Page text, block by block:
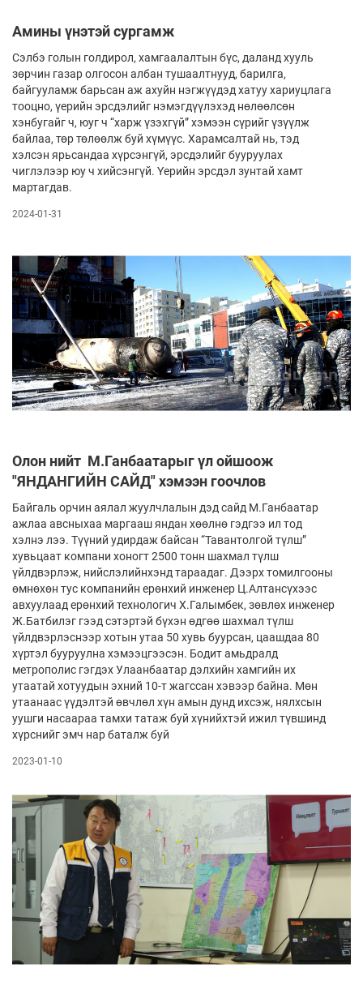
Амины үнэтэй сургамж
Сэлбэ голын голдирол, хамгаалалтын бүс, даланд хууль
зөрчин газар олгосон албан тушаалтнууд, барилга,
байгууламж барьсан аж ахуйн нэгжүүдэд хатуу хариуцлага
тооцно, үерийн эрсдэлийг нэмэгдүүлэхэд нөлөөлсөн
хэнбугайг ч, юуг ч “харж үзэхгүй” хэмээн сүрийг үзүүлж
байлаа, төр төлөөлж буй хүмүүс. Харамсалтай нь, тэд
хэлсэн ярьсандаа хүрсэнгүй, эрсдэлийг бууруулах
чиглэлээр юу ч хийсэнгүй. Үерийн эрсдэл зунтай хамт
мартагдав.
2024-01-31
Олон нийт М.Ганбаатарыг үл ойшоож
"ЯНДАНГИЙН САЙД" хэмээн гоочлов
Байгаль орчин аялал жуулчлалын дэд сайд М.Ганбаатар
ажлаа авсныхаа маргааш яндан хөөлнө гэдгээ ил тод
хэлнэ лээ. Түүний удирдаж байсан “Тавантолгой түлш”
хувьцаат компани хоногт 2500 тонн шахмал түлш
үйлдвэрлэж, нийслэлийнхэнд тараадаг. Дээрх томилгооны
өмнөхөн тус компанийн ерөнхий инженер Ц.Алтансүхээс
авхуулаад ерөнхий технологич Х.Галымбек, зөвлөх инженер
Ж.Батбилэг гээд сэтэртэй бүхэн өдгөө шахмал түлш
үйлдвэрлэснээр хотын утаа 50 хувь буурсан, цаашдаа 80
хүртэл бууруулна хэмээцгээсэн. Бодит амьдралд
метрополис гэгдэх Улаанбаатар дэлхийн хамгийн их
утаатай хотуудын эхний 10-т жагссан хэвээр байна. Мөн
утаанаас үүдэлтэй өвчлөл хүн амын дунд ихсэж, нялхсын
уушги насаараа тамхи татаж буй хүнийхтэй ижил түвшинд
хүрснийг эмч нар баталж буй
2023-01-10